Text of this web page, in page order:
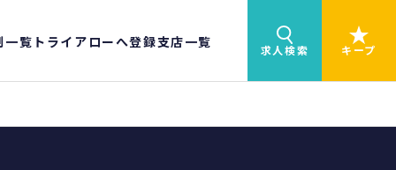
一覧 トライアローへ登録支店一覧 求人検索 キープ